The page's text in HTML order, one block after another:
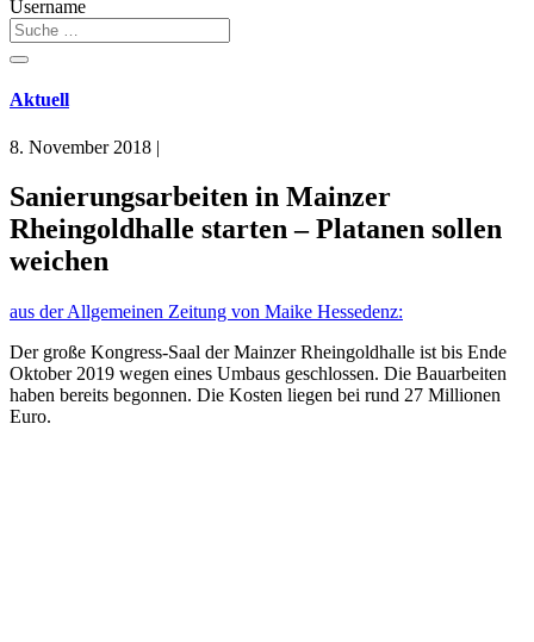
Username
Aktuell
8. November 2018 |
Sanierungsarbeiten in Mainzer
Rheingoldhalle starten – Platanen sollen
weichen
aus der Allgemeinen Zeitung von Maike Hessedenz:
Der große Kongress-Saal der Mainzer Rheingoldhalle ist bis Ende
Oktober 2019 wegen eines Umbaus geschlossen. Die Bauarbeiten
haben bereits begonnen. Die Kosten liegen bei rund 27 Millionen
Euro.